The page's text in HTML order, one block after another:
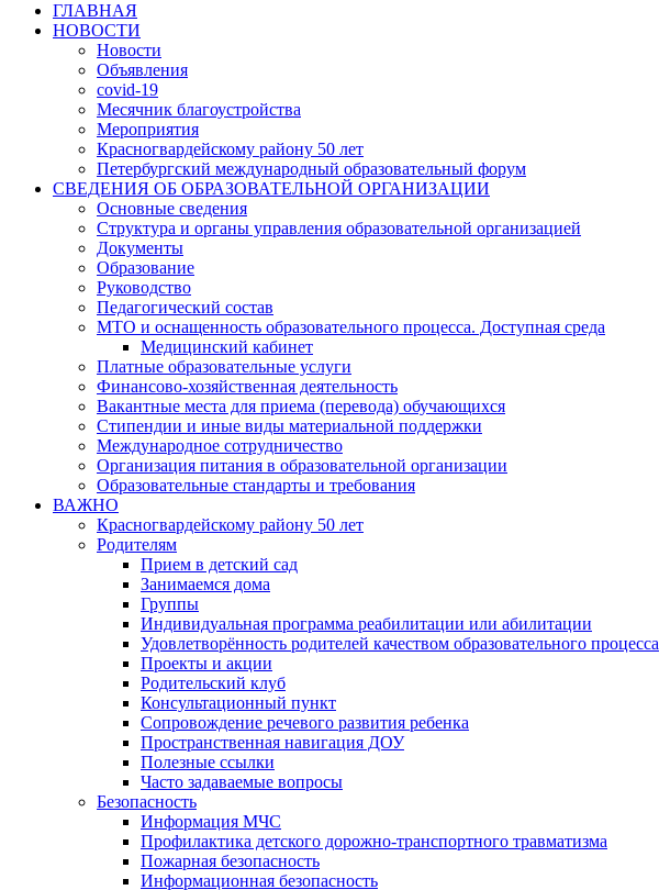
ГЛАВНАЯ
НОВОСТИ
Новости
Объявления
covid-19
Месячник благоустройства
Мероприятия
Красногвардейскому району 50 лет
Петербургский международный образовательный форум
СВЕДЕНИЯ ОБ ОБРАЗОВАТЕЛЬНОЙ ОРГАНИЗАЦИИ
Основные сведения
Структура и органы управления образовательной организацией
Документы
Образование
Руководство
Педагогический состав
МТО и оснащенность образовательного процесса. Доступная среда
Медицинский кабинет
Платные образовательные услуги
Финансово-хозяйственная деятельность
Вакантные места для приема (перевода) обучающихся
Стипендии и иные виды материальной поддержки
Международное сотрудничество
Организация питания в образовательной организации
Образовательные стандарты и требования
ВАЖНО
Красногвардейскому району 50 лет
Родителям
Прием в детский сад
Занимаемся дома
Группы
Индивидуальная программа реабилитации или абилитации
Удовлетворённость родителей качеством образовательного процесса
Проекты и акции
Родительский клуб
Консультационный пункт
Сопровождение речевого развития ребенка
Пространственная навигация ДОУ
Полезные ссылки
Часто задаваемые вопросы
Безопасность
Информация МЧС
Профилактика детского дорожно-транспортного травматизма
Пожарная безопасность
Информационная безопасность